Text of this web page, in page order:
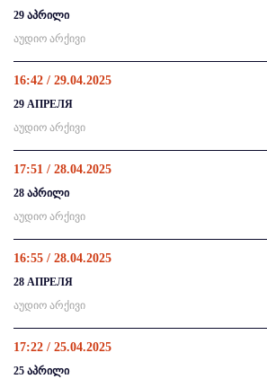
29 აპრილი
აუდიო არქივი
16:42 / 29.04.2025
29 АПРЕЛЯ
აუდიო არქივი
17:51 / 28.04.2025
28 აპრილი
აუდიო არქივი
16:55 / 28.04.2025
28 АПРЕЛЯ
აუდიო არქივი
17:22 / 25.04.2025
25 აპრილი